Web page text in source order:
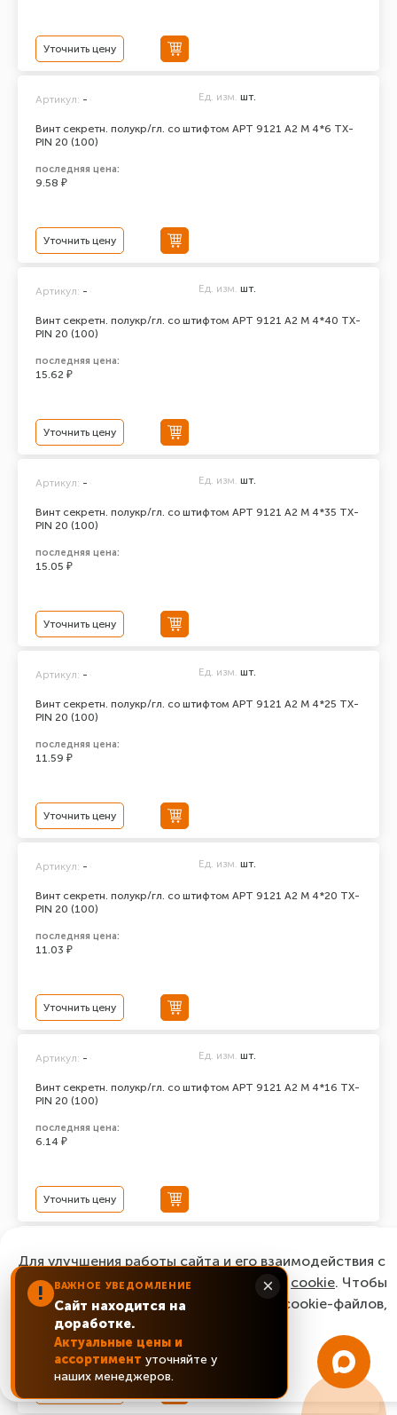
Уточнить цену
Винт секретн. полукр/гл. со штифтом АРТ 9121 А2 M 4*6 TX-
PIN 20 (100)
Артикул: - Ед. изм. шт.
последняя цена:
9.58 ₽
Уточнить цену
Винт секретн. полукр/гл. со штифтом АРТ 9121 А2 M 4*40 TX-
PIN 20 (100)
Артикул: - Ед. изм. шт.
последняя цена:
15.62 ₽
Уточнить цену
Винт секретн. полукр/гл. со штифтом АРТ 9121 А2 M 4*35 TX-
PIN 20 (100)
Артикул: - Ед. изм. шт.
последняя цена:
15.05 ₽
Уточнить цену
Винт секретн. полукр/гл. со штифтом АРТ 9121 А2 M 4*25 TX-
PIN 20 (100)
Артикул: - Ед. изм. шт.
последняя цена:
11.59 ₽
Уточнить цену
Винт секретн. полукр/гл. со штифтом АРТ 9121 А2 M 4*20 TX-
PIN 20 (100)
Артикул: - Ед. изм. шт.
последняя цена:
11.03 ₽
Уточнить цену
Винт секретн. полукр/гл. со штифтом АРТ 9121 А2 M 4*16 TX-
PIN 20 (100)
Артикул: - Ед. изм. шт.
последняя цена:
6.14 ₽
Уточнить цену
Винт секретн. полукр/гл. со штифтом АРТ 9121 А2 M 4*12 TX-
PIN 20 (100)
последняя цена:
9.56 ₽
! ВАЖНОЕ УВЕДОМЛЕНИЕ
Сайт находится на
доработке.
Актуальные цены и
ассортимент уточняйте у
наших менеджеров.
×
Для улучшения работы сайта и его взаимодействия с
пользователями мы используем файлы cookie. Чтобы
согласиться с нашим использованием cookie-файлов,
нажмите “Ок, понятно!”
ОК, понятно!